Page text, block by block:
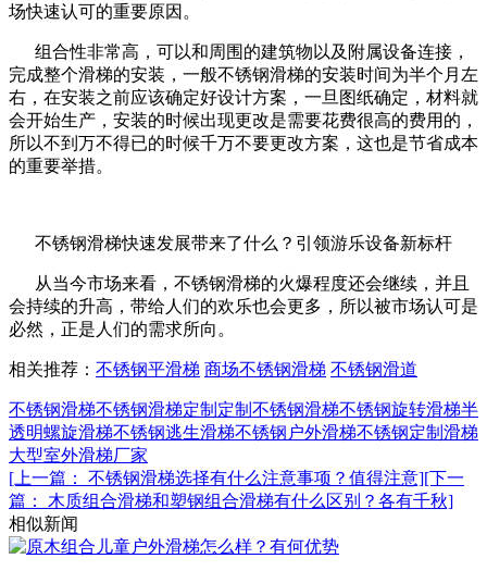
场快速认可的重要原因。
组合性非常高，可以和周围的建筑物以及附属设备连接，
完成整个滑梯的安装，一般不锈钢滑梯的安装时间为半个月左
右，在安装之前应该确定好设计方案，一旦图纸确定，材料就
会开始生产，安装的时候出现更改是需要花费很高的费用的，
所以不到万不得已的时候千万不要更改方案，这也是节省成本
的重要举措。
不锈钢滑梯快速发展带来了什么？引领游乐设备新标杆
从当今市场来看，不锈钢滑梯的火爆程度还会继续，并且
会持续的升高，带给人们的欢乐也会更多，所以被市场认可是
必然，正是人们的需求所向。
相关推荐： 不锈钢平滑梯 商场不锈钢滑梯 不锈钢滑道
不锈钢滑梯不锈钢滑梯定制 定制不锈钢滑梯不锈钢旋转滑梯半
透明螺旋滑梯不锈钢逃生滑梯不锈钢户外滑梯不锈钢定制滑梯
大型室外滑梯厂家
[上一篇： 不锈钢滑梯选择有什么注意事项？值得注意][下一
篇： 木质组合滑梯和塑钢组合滑梯有什么区别？各有千秋]
相似新闻